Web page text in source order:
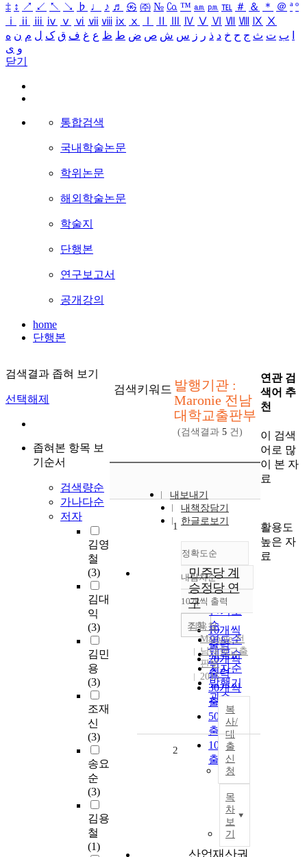
‡ ↕ ↗ ↙ ↖ ↘ ♭ ♩ ♪ ♬ ㉿ ㈜ № ㏇ ™ ㏂ ㏘ ℡ ＃ ＆ ＊ ＠ ª º
ⅰ
ⅱ ⅲ ⅳ ⅴ ⅵ ⅶ ⅷ ⅸ ⅹ Ⅳ Ⅴ Ⅵ Ⅶ Ⅷ Ⅸ Ⅹ
ب ت ث ج ح خ د ذ ر ز س ش ص ض ط ظ ع غ ف ق ک ل م ن ه
و ی
닫기
통합검색
국내학술논문
학위논문
해외학술논문
학술지
단행본
연구보고서
공개강의
home
단행본
검색결과 좁혀 보기
선택해제
좁혀본 항목 보
기순서
검색량순
가나다순
저자
김영
철
(3)
김대
익
(3)
김민
용
(3)
조재
신
(3)
송요
순
(3)
김용
철
(1)
검색키워드 발행기관 :
Maronie 전남
대학교출판부
(검색결과 5 건)
내보내기
내책장담기
한글로보기
정확도순
정확도
순
인기도
순
연도순
제목순
저자순
발행기
관순
내림차순
내림차순
10개씩 출력
10개씩
출력
20개씩
출력
30개씩
출력
50개씩
출력
100개씩
출력
조회
1
민주당 계
승정당 연
구
김용철
Maronie 전
남대학교출
판부
2015
복
사/
대
출
신
청
목
차
보
기
2
연관 검
색어 추
천
이 검색
어로 많
이 본 자
료
활용도
높은 자
료